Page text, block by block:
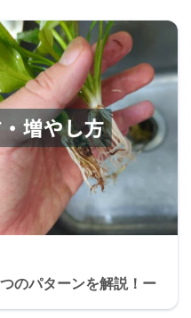
のパターンを解説！ー